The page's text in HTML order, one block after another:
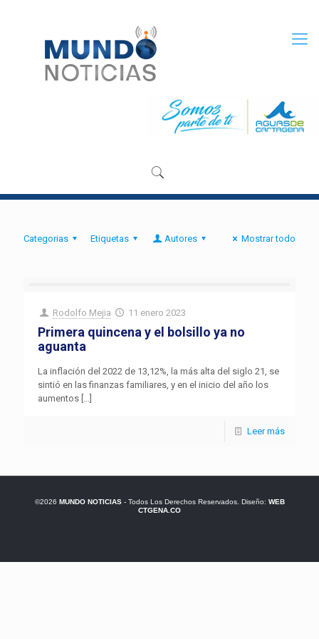
Categorias Etiquetas Autores Mostrar todo
Rodolfo Mejia 11 enero 2023
Primera quincena y el bolsillo ya no
aguanta
La inflación del 2022 de 13,12%, la más alta del siglo 21, se
sintió en las finanzas familiares, y en el inicio del año los
aumentos […]
Leer más
©2026 MUNDO NOTICIAS- Todos Los Derechos Reservados. Diseño: WEB
CTGENA.CO